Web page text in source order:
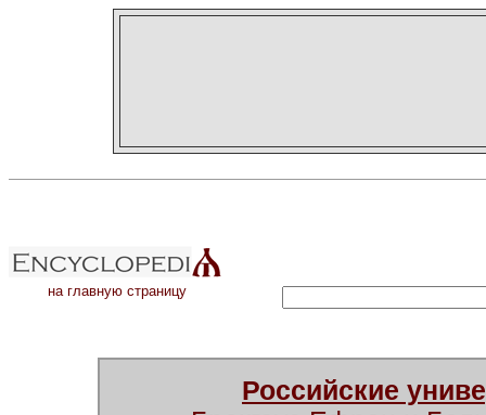
на главную страницу
Российские